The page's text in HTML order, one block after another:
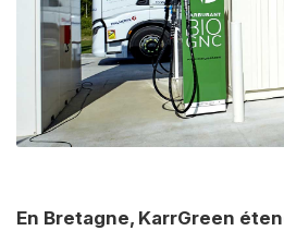
En Bretagne, KarrGreen